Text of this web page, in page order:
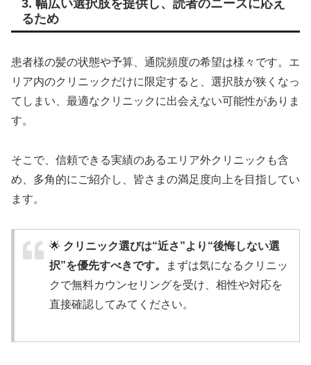
3. 幅広い選択肢を提供し、読者のニーズに応え
るため
患者様の髪の状態や予算、通院頻度の希望は様々です。エ
リア内のクリニックだけに限定すると、選択肢が狭くなっ
てしまい、最適なクリニックに出会えない可能性がありま
す。
そこで、信頼できる実績のあるエリア外クリニックも含
め、多角的にご紹介し、皆さまの満足度向上を目指してい
ます。
🌟 クリニック選びは“近さ”より“後悔しない選
択”を優先すべきです。
まずは気になるクリニッ
クで無料カウンセリングを受け、相性や対応を
直接確認してみてください。